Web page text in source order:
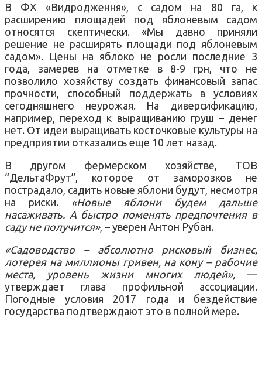
В ФХ «Видродження», с садом на 80 га, к
расширению площадей под яблоневым садом
относятся скептически. «Мы давно приняли
решение не расширять площади под яблоневым
садом». Цены на яблоко не росли последние 3
года, замерев на отметке в 8-9 грн, что не
позволило хозяйству создать финансовый запас
прочности, способный поддержать в условиях
сегодняшнего неурожая. На диверсификацию,
например, переход к выращиванию груш – денег
нет. От идеи выращивать косточковые культуры на
предприятии отказались еще 10 лет назад.
В другом фермерском хозяйстве, ТОВ
“ДельтаФрут”, которое от заморозков не
пострадало, садить новые яблони будут, несмотря
на риски. «Новые яблони будем дальше
насаживать. А быстро поменять предпочтения в
саду не получится», – уверен Антон Рубан.
«Садоводство – абсолютно рисковый бизнес,
лотерея на миллионы гривен, на кону – рабочие
места, уровень жизни многих людей», —
утверждает глава профильной ассоциации.
Погодные условия 2017 года и бездействие
государства подтверждают это в полной мере.